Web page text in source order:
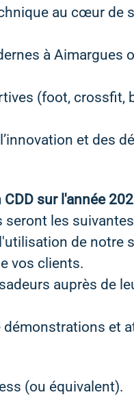
au cœur de
à Aimargues
(foot, crossfit,
et des
CDD sur l'année
seront les
de notre
vos clients.
auprès de
et
(ou équivalent).